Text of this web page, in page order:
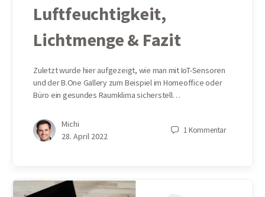
Luftfeuchtigkeit,
Lichtmenge & Fazit
Zuletzt wurde hier aufgezeigt, wie man mit IoT-Sensoren
und der B.One Gallery zum Beispiel im Homeoffice oder
Büro ein gesundes Raumklima sicherstell…
Michi
28. April 2022
1 Kommentar